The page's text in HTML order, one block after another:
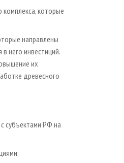
которые
направлены
него инвестиций.
их
древесного
субъектами РФ на